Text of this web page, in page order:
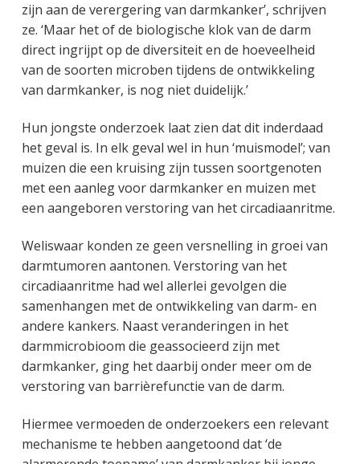
zijn aan de verergering van darmkanker’, schrijven
ze. ‘Maar het of de biologische klok van de darm
direct ingrijpt op de diversiteit en de hoeveelheid
van de soorten microben tijdens de ontwikkeling
van darmkanker, is nog niet duidelijk.’
Hun jongste onderzoek laat zien dat dit inderdaad
het geval is. In elk geval wel in hun ‘muismodel’; van
muizen die een kruising zijn tussen soortgenoten
met een aanleg voor darmkanker en muizen met
een aangeboren verstoring van het circadiaanritme.
Weliswaar konden ze geen versnelling in groei van
darmtumoren aantonen. Verstoring van het
circadiaanritme had wel allerlei gevolgen die
samenhangen met de ontwikkeling van darm- en
andere kankers. Naast veranderingen in het
darmmicrobioom die geassocieerd zijn met
darmkanker, ging het daarbij onder meer om de
verstoring van barrièrefunctie van de darm.
Hiermee vermoeden de onderzoekers een relevant
mechanisme te hebben aangetoond dat ‘de